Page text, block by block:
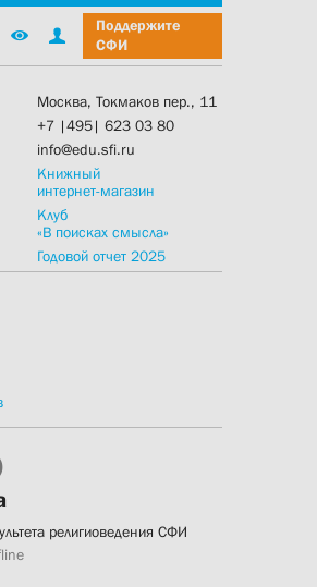
Поддержите
СФИ
Москва, Токмаков пер., 11
+7 |495| 623 03 80
info@edu.sfi.ru
Книжный
интернет-магазин
Клуб
«В поисках смысла»
Годовой отчет 2025
религиоведения СФИ